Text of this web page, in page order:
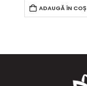
ADAUGĂ ÎN COȘ